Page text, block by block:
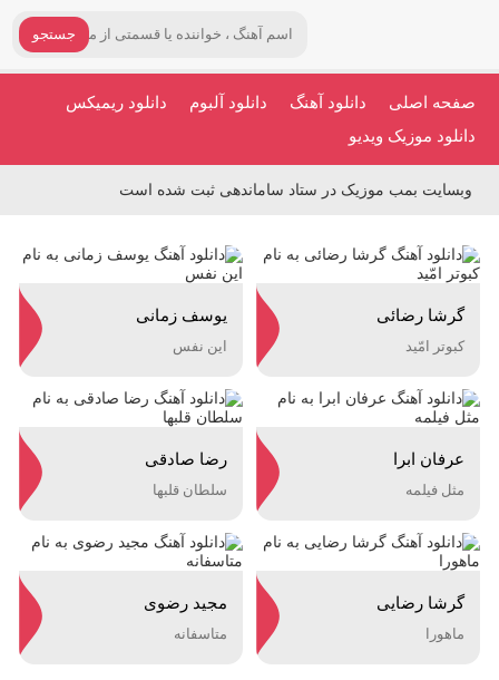
جستجو
صفحه اصلی دانلود آهنگ دانلود آلبوم
دانلود ریمیکس
دانلود موزیک ویدیو
وبسایت بمب موزیک در ستاد ساماندهی ثبت شده است
گرشا رضائی
کبوتر امّید
یوسف زمانی
این نفس
عرفان ابرا
مثل فیلمه
رضا صادقی
سلطان قلبها
گرشا رضایی
ماهورا
مجید رضوی
متاسفانه